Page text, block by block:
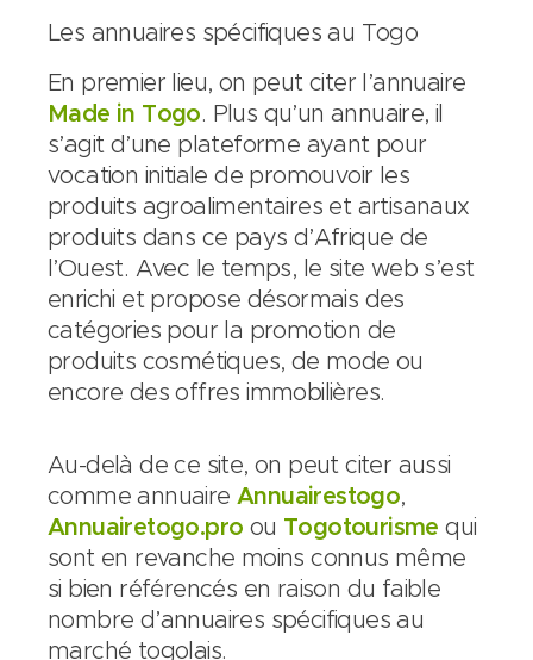
Les annuaires spécifiques au Togo
En premier lieu, on peut citer l’annuaire
Made in Togo. Plus qu’un annuaire, il
s’agit d’une plateforme ayant pour
vocation initiale de promouvoir les
produits agroalimentaires et artisanaux
produits dans ce pays d’Afrique de
l’Ouest. Avec le temps, le site web s’est
enrichi et propose désormais des
catégories pour la promotion de
produits cosmétiques, de mode ou
encore des offres immobilières.
Au-delà de ce site, on peut citer aussi
comme annuaire Annuairestogo,
Annuairetogo.pro ou Togotourisme qui
sont en revanche moins connus même
si bien référencés en raison du faible
nombre d’annuaires spécifiques au
marché togolais.